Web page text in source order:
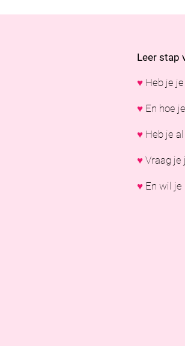
Leer stap
♥ Heb je
♥ En hoe
♥ Heb je
♥ Vraag je
♥ En wil